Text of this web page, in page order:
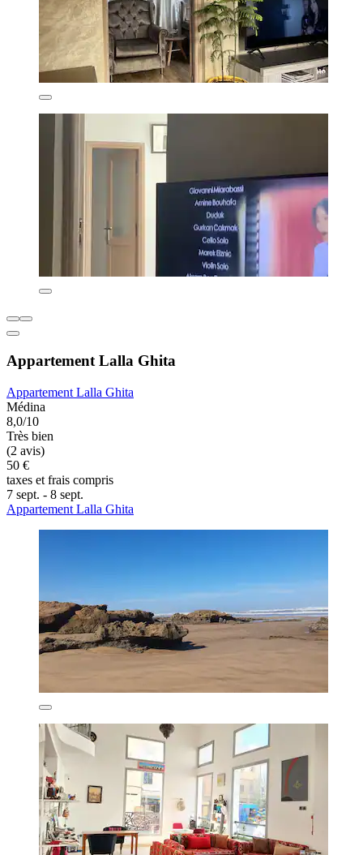
Appartement Lalla Ghita
Appartement Lalla Ghita
Médina
8,0/10
Très bien
(2 avis)
50 €
taxes et frais compris
7 sept. - 8 sept.
Appartement Lalla Ghita